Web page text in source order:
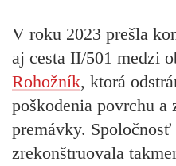
V roku 2023 prešla
aj cesta II/501 medzi
Rohožník, ktorá
poškodenia povrchu a
premávky.
zrekonštruovala